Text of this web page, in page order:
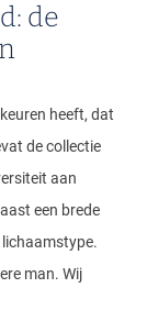
de
heeft, dat
de collectie
aan
een brede
man. Wij